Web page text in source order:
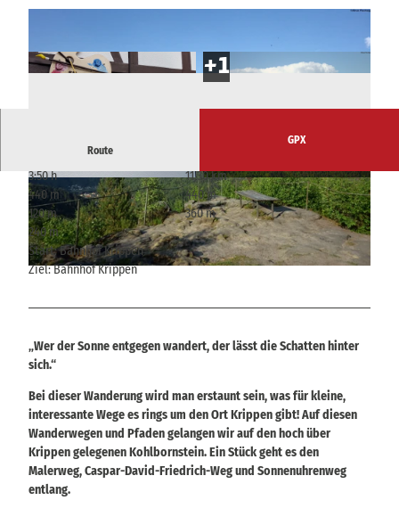
© Alrun Flechsig, Tourismusverband Sächsische Schweiz
© Alrun Flechsig © Alrun Flechsig
Route
GPX
3:50 h
11,30 km
440 m
440 m
120 m
360 m
240 m
Start: Bahnhof Krippen
Ziel: Bahnhof Krippen
„Wer der Sonne entgegen wandert, der lässt die Schatten hinter
sich.“
Bei dieser Wanderung wird man erstaunt sein, was für kleine,
interessante Wege es rings um den Ort Krippen gibt! Auf diesen
Wanderwegen und Pfaden gelangen wir auf den hoch über
Krippen gelegenen Kohlbornstein. Ein Stück geht es den
Malerweg, Caspar-David-Friedrich-Weg und Sonnenuhrenweg
entlang.